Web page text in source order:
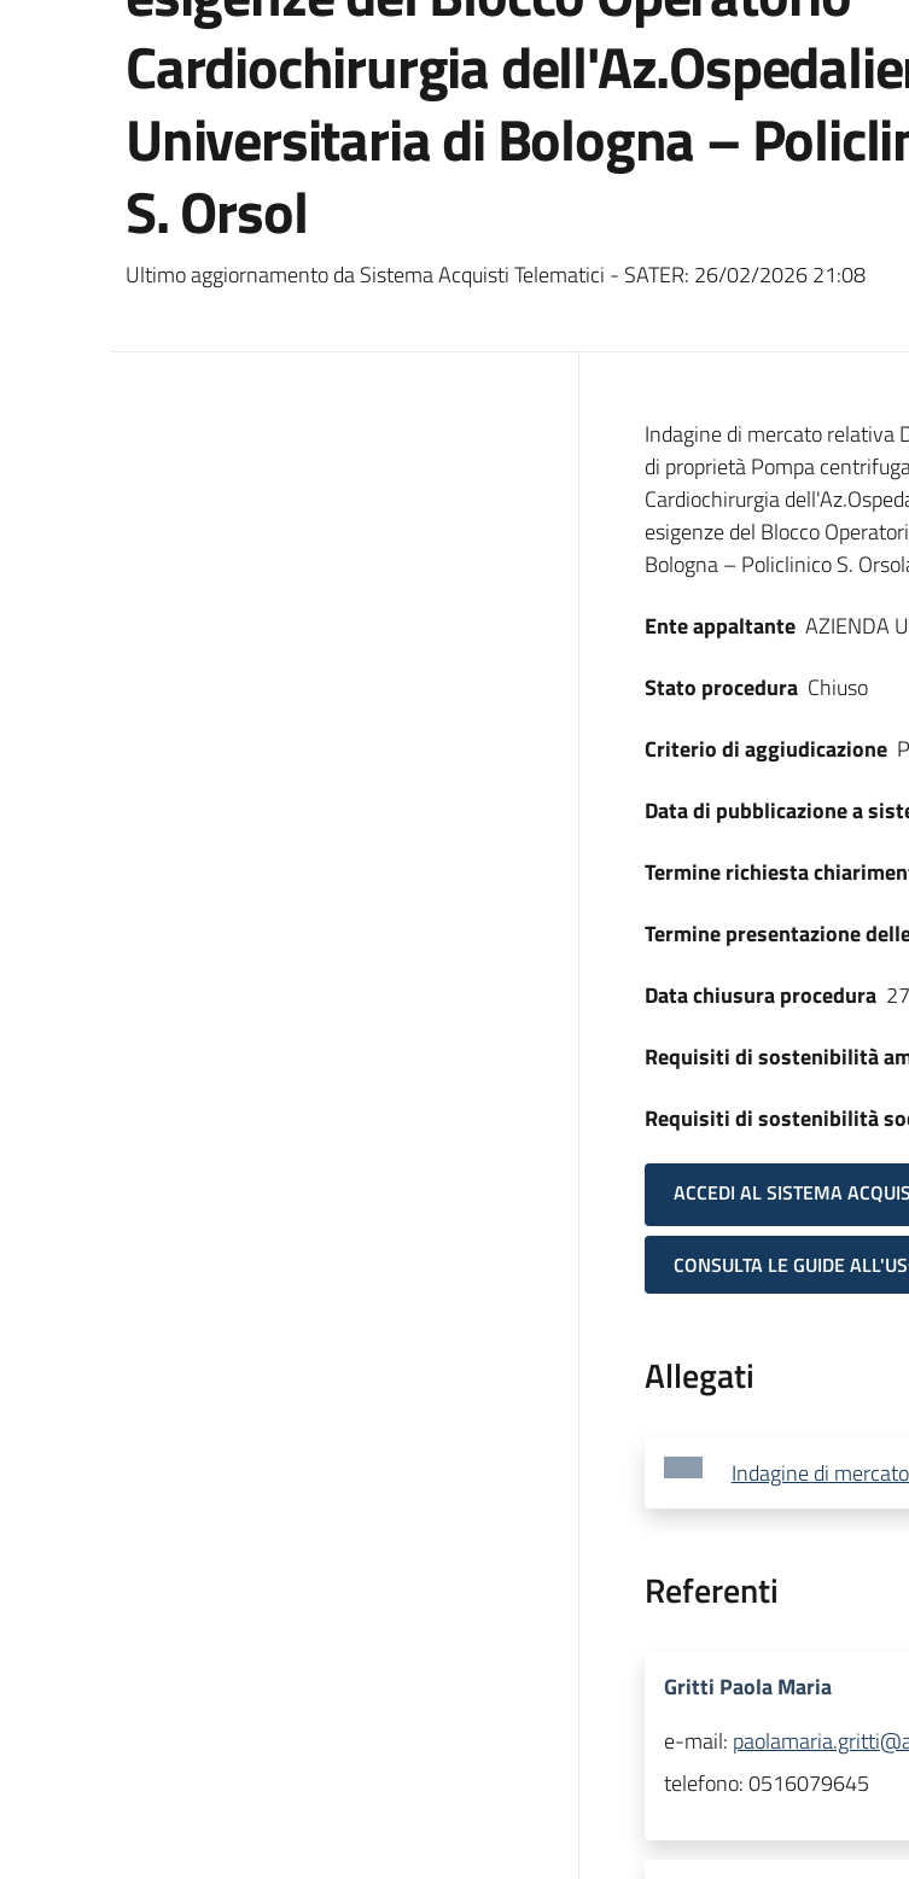
Cardiochirurgia
Universitaria di Bologna –
S. Orsol
Ultimo aggiornamento da Sistema Acquisti Telematici - SATER: 26/02/2026 21:08
Dati del bando
Indagine di mercato relativa
di proprietà Pompa
Cardiochirurgia
esigenze del Blocco
Bologna – Policlinico S.
Ente appaltante AZIENDA
Stato procedura Chiuso
Criterio di aggiudicazione
Data di pubblicazione a
Termine richiesta
Termine presentazione
Data chiusura procedura
Requisiti di sostenibilità
Requisiti di sostenibilità
ACCEDI AL SISTEMA
CONSULTA LE GUIDE
Allegati
Indagine di
Referenti
Gritti Paola Maria
e-mail:
telefono:0516079645